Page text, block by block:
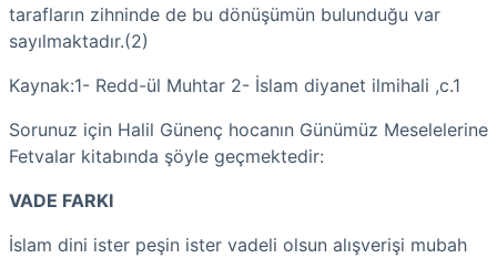
tarafların zihninde de bu dönüşümün bulunduğu var
sayılmaktadır.(2)
Kaynak:1- Redd-ül Muhtar 2- İslam diyanet ilmihali ,c.1
Sorunuz için Halil Günenç hocanın Günümüz Meselelerine
Fetvalar kitabında şöyle geçmektedir:
VADE FARKI
İslam dini ister peşin ister vadeli olsun alışverişi mubah